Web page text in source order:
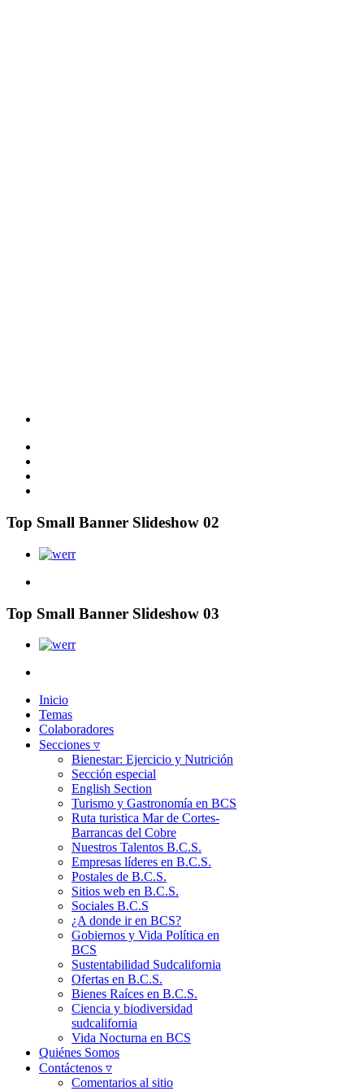
Top Small Banner Slideshow 02
Top Small Banner Slideshow 03
Inicio
Temas
Colaboradores
Secciones ▿
Bienestar: Ejercicio y Nutrición
Sección especial
English Section
Turismo y Gastronomía en BCS
Ruta turistica Mar de Cortes-
Barrancas del Cobre
Nuestros Talentos B.C.S.
Empresas líderes en B.C.S.
Postales de B.C.S.
Sitios web en B.C.S.
Sociales B.C.S
¿A donde ir en BCS?
Gobiernos y Vida Política en
BCS
Sustentabilidad Sudcalifornia
Ofertas en B.C.S.
Bienes Raíces en B.C.S.
Ciencia y biodiversidad
sudcalifornia
Vida Nocturna en BCS
Quiénes Somos
Contáctenos ▿
Comentarios al sitio